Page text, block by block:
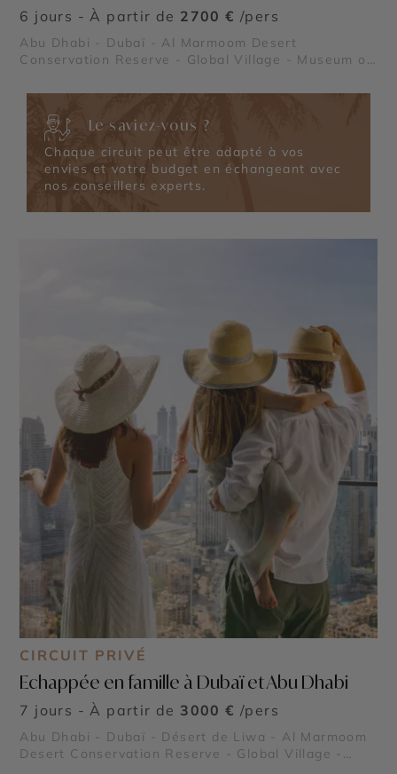
6 jours - À partir de 2700 € /pers
Abu Dhabi - Dubaï - Al Marmoom Desert
Conservation Reserve - Global Village - Museum of
Jumeirah - Dubai Creek & Abra ride - Al Fahidi
Frame - Palm Jumeirah - Dubaï Mall & Fontaine de
Dubaï - Wadi Ghalilah - Al Zorah Nature Reserve -
Mleiha Archaeological Centre - Sir Bani Yas Island
- Qasr Al Watan - Qasr Al Hosn - Mosquée Sheikh
Zayed - Masdar City - Mangrove National Park -
Forts de Al Aïn - Emirates Palace Mandarin Oriental
Le saviez-vous ?
Chaque circuit peut être adapté à vos
envies et votre budget en échangeant avec
nos conseillers experts.
CIRCUIT PRIVÉ
Echappée en famille à Dubaï et Abu Dhabi
7 jours - À partir de 3000 € /pers
Abu Dhabi - Dubaï - Désert de Liwa - Al Marmoom
Desert Conservation Reserve - Global Village -